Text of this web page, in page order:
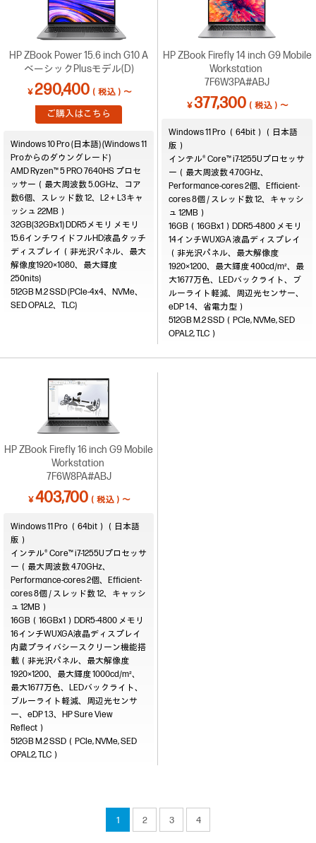
HP ZBook Power 15.6 inch G10 A
ベーシックPlusモデル(D)
￥ 290,400（税込）～
ご購入はこちら
Windows 10 Pro (日本語) (Windows 11
Proからのダウングレード)
AMD Ryzen™ 5 PRO 7640HS プロセ
ッサー（最大周波数 5.0GHz、コア
数6個、スレッド数 12、L2＋L3キャ
ッシュ 22MB）
32GB(32GBx1) DDR5メモリ
15.6インチワイドフルHD液晶タッチ
ディスプレイ（非光沢パネル、最大
解像度1920×1080、最大輝度
250nits)
512GB M.2 SSD (PCIe-4x4、NVMe、
SED OPAL2、TLC)
HP ZBook Firefly 14 inch G9 Mobile
Workstation
7F6W3PA#ABJ
￥377,300 （税込）～
Windows 11 Pro （64bit）（日本語
版）
インテル® Core™ i7-1255Uプロセッサ
ー（最大周波数 4.70GHz、
Performance-cores 2個、Efficient-
cores 8個 / スレッド数 12、キャッシ
ュ 12MB）
16GB（16GBx1）DDR5-4800
14インチWUXGA 液晶ディスプレイ
（非光沢パネル、最大解像度
1920×1200、最大輝度 400cd/m²、最
大1677万色、LEDバックライト、ブ
ルーライト軽減、周辺光センサー、
eDP 1.4、省電力型）
512GB M.2 SSD（PCIe, NVMe, SED
OPAL2, TLC）
HP ZBook Firefly 16 inch G9 Mobile
Workstation
7F6W8PA#ABJ
￥403,700 （税込）～
Windows 11 Pro （64bit）（日本語
版）
インテル® Core™ i7-1255Uプロセッサ
ー（最大周波数 4.70GHz、
Performance-cores 2個、Efficient-
cores 8個 / スレッド数 12、キャッシ
ュ 12MB）
16GB（16GBx1）DDR5-4800
16インチWUXGA液晶ディスプレイ
内蔵プライバシースクリーン機能搭
載（非光沢パネル、最大解像度
1920×1200、最大輝度 1000cd/m²、
最大1677万色、LEDバックライト、
ブルーライト軽減、周辺光センサ
ー、eDP 1.3、HP Sure View
Reflect）
512GB M.2 SSD（PCIe, NVMe, SED
OPAL2, TLC）
1 2 3 4